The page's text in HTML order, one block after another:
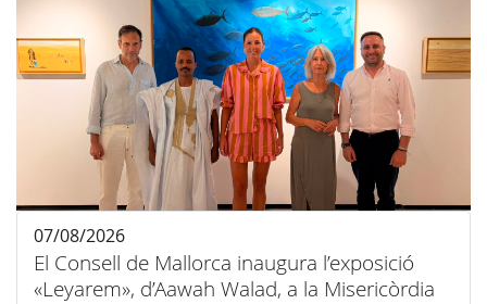
El Consell de Mallorca inaugura l’exposició
«Leyarem», d’Aawah Walad, a la Misericòrdia
07/08/2026